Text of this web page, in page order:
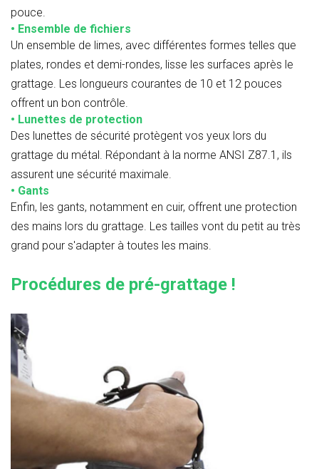
pouce.
• Ensemble de fichiers
Un ensemble de limes, avec différentes formes telles que
plates, rondes et demi-rondes, lisse les surfaces après le
grattage. Les longueurs courantes de 10 et 12 pouces
offrent un bon contrôle.
• Lunettes de protection
Des lunettes de sécurité protègent vos yeux lors du
grattage du métal. Répondant à la norme ANSI Z87.1, ils
assurent une sécurité maximale.
• Gants
Enfin, les gants, notamment en cuir, offrent une protection
des mains lors du grattage. Les tailles vont du petit au très
grand pour s'adapter à toutes les mains.
Procédures de pré-grattage !